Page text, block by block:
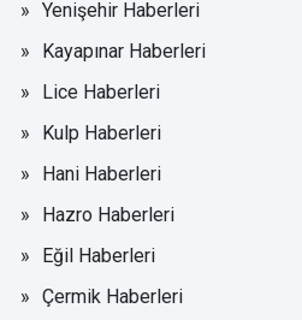
Yenişehir Haberleri
Kayapınar Haberleri
Lice Haberleri
Kulp Haberleri
Hani Haberleri
Hazro Haberleri
Eğil Haberleri
Çermik Haberleri